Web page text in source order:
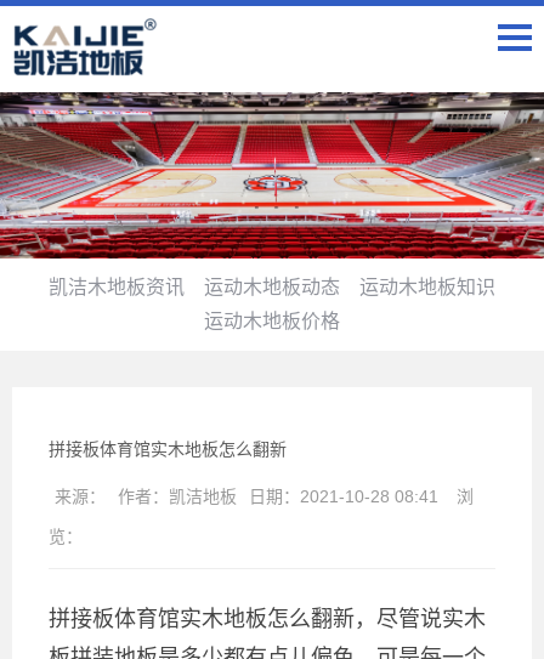
凯洁木地板资讯 运动木地板动态
运动木地板知识
运动木地板价格
拼接板体育馆实木地板怎么翻新
来源： 作者： 凯洁地板 日期： 2021-10-28 08:41 浏
览：
拼接板体育馆实木地板怎么翻新，尽管说实木